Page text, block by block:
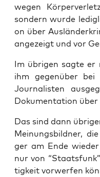
wegen
son­dern wur­de
on über
ange­zeigt und vor
Im übri­gen sag­te er
ihm gegen­über
Jour­na­lis­ten
Doku­men­ta­ti­on über
Das sind dann
Mei­nungs­bild­ner,
ger am Ende
nur von
tig­keit vor­wer­fen